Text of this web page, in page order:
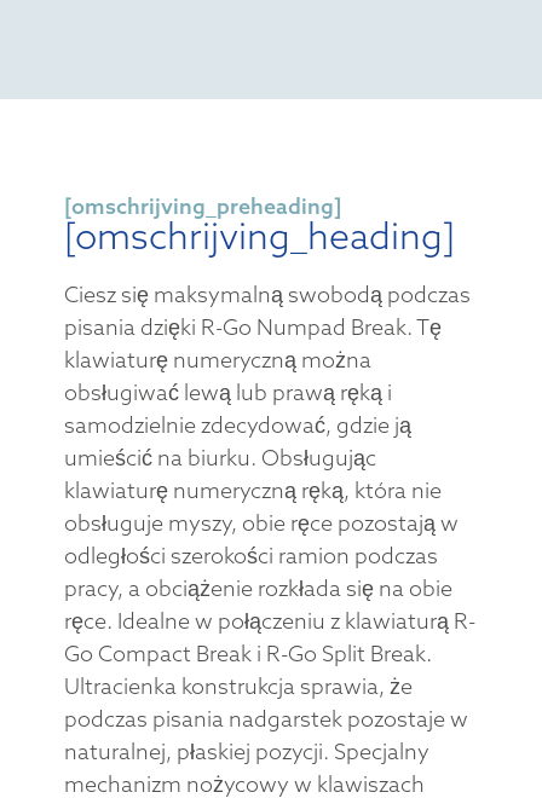
[omschrijving_preheading]
[omschrijving_heading]
Ciesz się maksymalną swobodą podczas
pisania dzięki R-Go Numpad Break. Tę
klawiaturę numeryczną można
obsługiwać lewą lub prawą ręką i
samodzielnie zdecydować, gdzie ją
umieścić na biurku. Obsługując
klawiaturę numeryczną ręką, która nie
obsługuje myszy, obie ręce pozostają w
odległości szerokości ramion podczas
pracy, a obciążenie rozkłada się na obie
ręce. Idealne w połączeniu z klawiaturą R-
Go Compact Break i R-Go Split Break.
Ultracienka konstrukcja sprawia, że
podczas pisania nadgarstek pozostaje w
naturalnej, płaskiej pozycji. Specjalny
mechanizm nożycowy w klawiszach